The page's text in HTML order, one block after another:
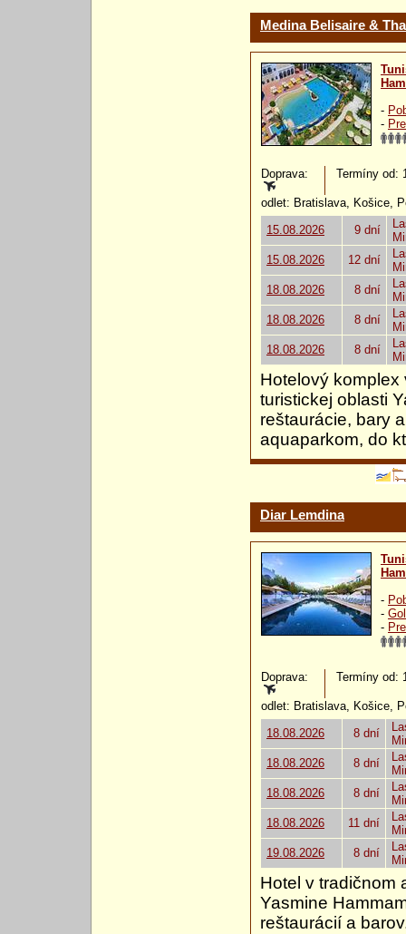
Medina Belisaire &
-
-
Doprava: Termíny od:
odlet: Bratislava, Košice,
15.08.2026
9 dní
15.08.2026
12 dní
18.08.2026
8 dní
18.08.2026
8 dní
18.08.2026
8 dní
Hotelový
turistickej oblasti
reštaurácie, bary
aquaparkom, do
Diar Lemdina
-
-
-
Doprava: Termíny od:
odlet: Bratislava, Košice,
18.08.2026
8 dní
18.08.2026
8 dní
18.08.2026
8 dní
18.08.2026
11 dní
19.08.2026
8 dní
Hotel v tradičnom
Yasmine
reštaurácií a